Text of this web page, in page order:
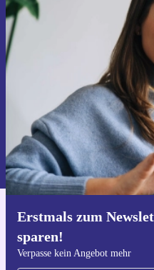
Erstmals zum
sparen!
Verpasse kein Angebot mehr
Erstmals
15 € sparen!
Verpasse
Informationen über die
du in unserer
Hol dir